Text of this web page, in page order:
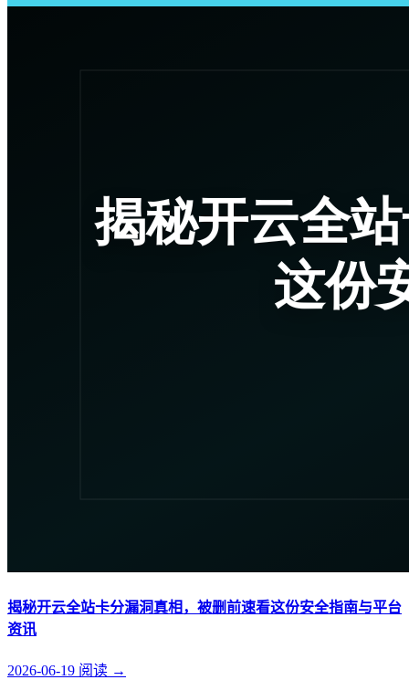
揭秘开云全站卡分漏洞真相，被删前速看这份安全指南与平台
资讯
2026-06-19 阅读 →